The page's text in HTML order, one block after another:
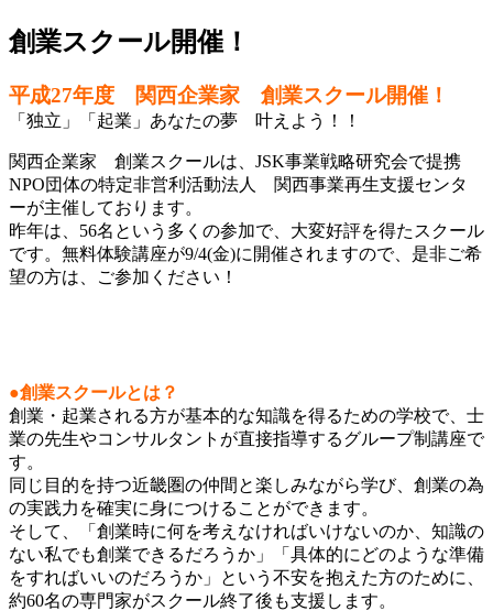
創業スクール開催！
平成27年度 関西企業家 創業スクール開催！
「独立」「起業」あなたの夢 叶えよう！！
関西企業家 創業スクールは、JSK事業戦略研究会で提携
NPO団体の特定非営利活動法人 関西事業再生支援センタ
ーが主催しております。
昨年は、56名という多くの参加で、大変好評を得たスクール
です。無料体験講座が9/4(金)に開催されますので、是非ご希
望の方は、ご参加ください！
●創業スクールとは？
創業・起業される方が基本的な知識を得るための学校で、士
業の先生やコンサルタントが直接指導するグループ制講座で
す。
同じ目的を持つ近畿圏の仲間と楽しみながら学び、創業の為
の実践力を確実に身につけることができます。
そして、「創業時に何を考えなければいけないのか、知識の
ない私でも創業できるだろうか」「具体的にどのような準備
をすればいいのだろうか」という不安を抱えた方のために、
約60名の専門家がスクール終了後も支援します。